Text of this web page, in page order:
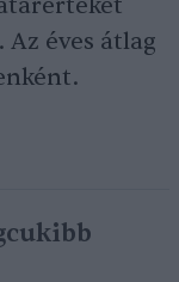
éves átlag